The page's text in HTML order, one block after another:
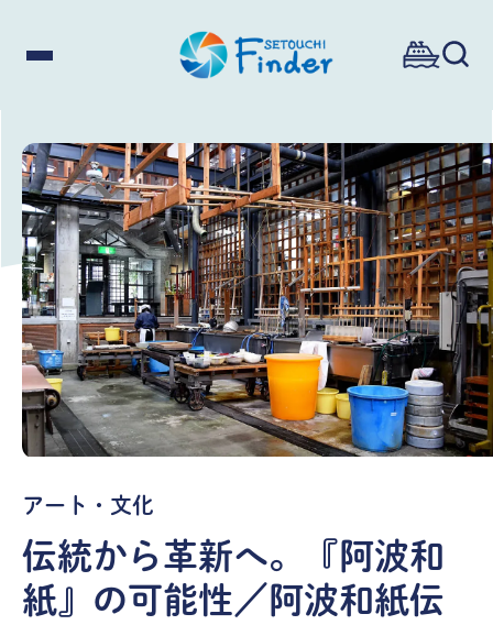
アート・文化
伝統から革新へ。『阿波和
紙』の可能性／阿波和紙伝